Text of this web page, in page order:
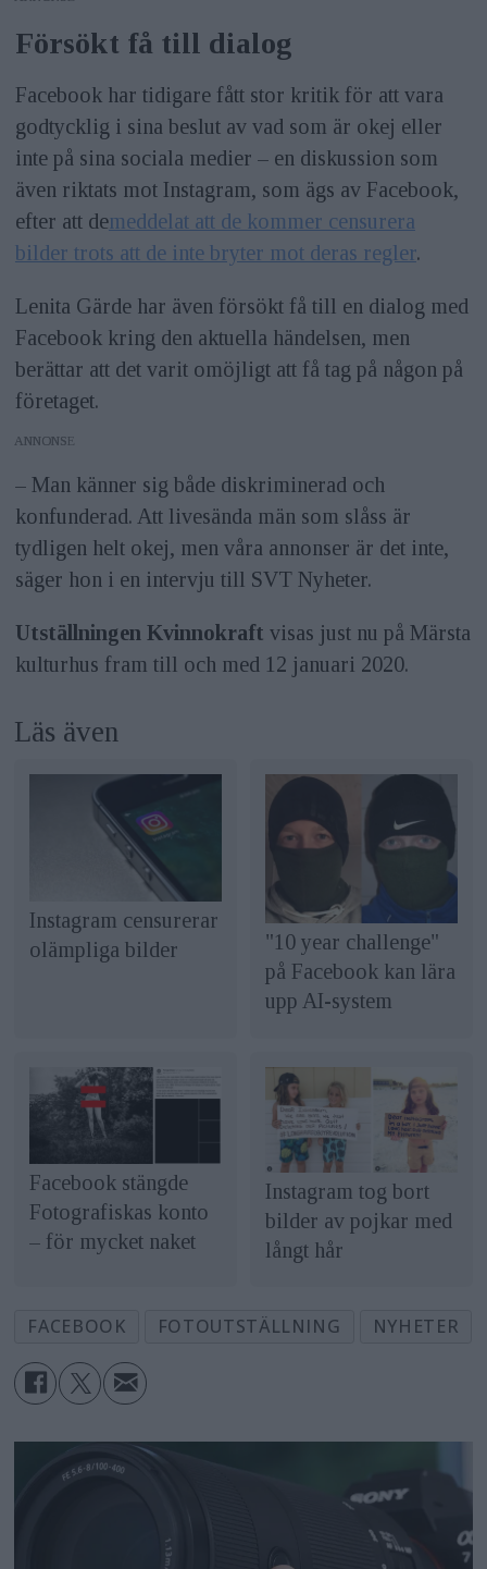
Försökt få till dialog
Facebook har tidigare fått stor kritik för att vara
godtycklig i sina beslut av vad som är okej eller
inte på sina sociala medier – en diskussion som
även riktats mot Instagram, som ägs av Facebook,
efter att demeddelat att de kommer censurera
bilder trots att de inte bryter mot deras regler.
Lenita Gärde har även försökt få till en dialog med
Facebook kring den aktuella händelsen, men
berättar att det varit omöjligt att få tag på någon på
företaget.
ANNONS
– Man känner sig både diskriminerad och
konfunderad. Att livesända män som slåss är
tydligen helt okej, men våra annonser är det inte,
säger hon i en intervju till SVT Nyheter.
Utställningen Kvinnokraft visas just nu på Märsta
kulturhus fram till och med 12 januari 2020.
Läs även
Instagram censurerar
olämpliga bilder
"10 year challenge"
på Facebook kan lära
upp AI-system
Facebook stängde
Fotografiskas konto
– för mycket naket
Instagram tog bort
bilder av pojkar med
långt hår
FACEBOOK FOTOUTSTÄLLNING NYHETER